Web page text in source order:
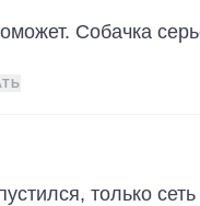
Собачка
только